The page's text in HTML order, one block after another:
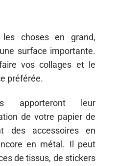
choses en grand,
surface importante.
vos collages et le
préférée.
apporteront leur
de votre papier de
des accessoires en
en métal. Il peut
de tissus, de stickers